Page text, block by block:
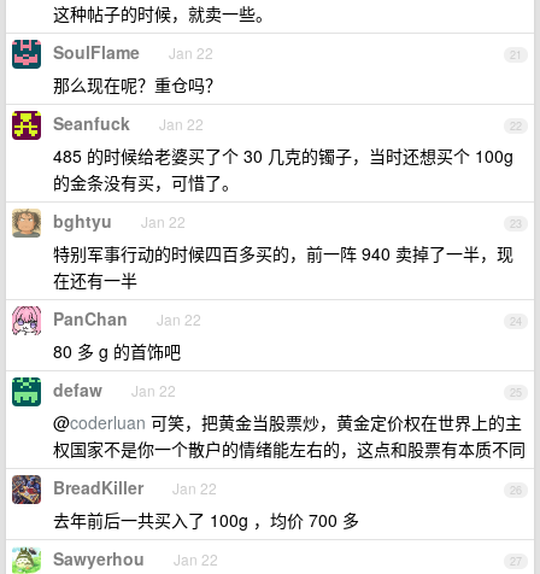
这种帖子的时候，就卖一些。
21
SoulFlame Jan 22
那么现在呢？重仓吗？
22
Seanfuck Jan 22
485 的时候给老婆买了个 30 几克的镯子，当时还想买个 100g
的金条没有买，可惜了。
23
bghtyu Jan 22
特别军事行动的时候四百多买的，前一阵 940 卖掉了一半，现
在还有一半
24
PanChan Jan 22
80 多 g 的首饰吧
25
defaw Jan 22
@coderluan 可笑，把黄金当股票炒，黄金定价权在世界上的主
权国家不是你一个散户的情绪能左右的，这点和股票有本质不同
26
BreadKiller Jan 22
去年前后一共买入了 100g ，均价 700 多
27
Sawyerhou Jan 22